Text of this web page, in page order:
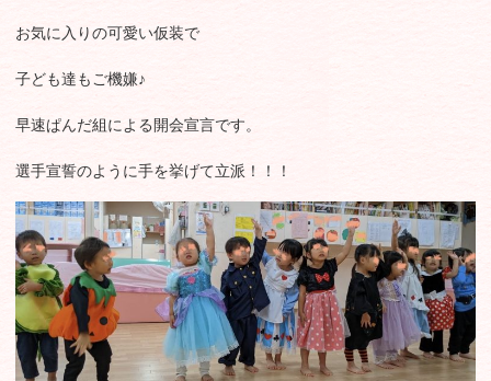
お気に入りの可愛い仮装で
子ども達もご機嫌♪
早速ぱんだ組による開会宣言です。
選手宣誓のように手を挙げて立派！！！